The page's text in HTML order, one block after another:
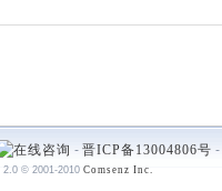
- 晋ICP备13004806号 -
2.0 © 2001-2010 Comsenz Inc.